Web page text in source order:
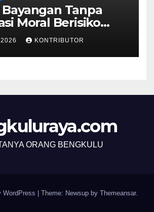
Tanpa
Moral Berisiko
Kepercayaan
KONTRIBUTOR
ORANG BENGKULU
WordPress | Theme: Newsup by Themeansar.